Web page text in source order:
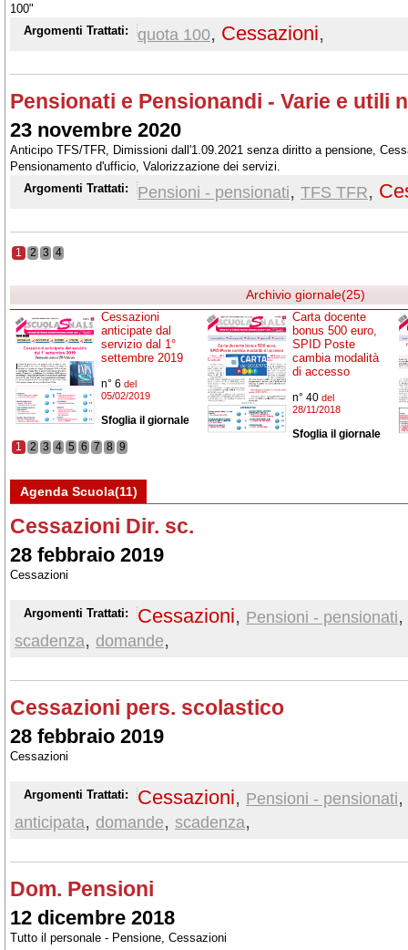
100"
Argomenti Trattati:
quota 100, Cessazioni,
Pensionati e Pensionandi - Varie e utili
23 novembre 2020
Anticipo TFS/TFR, Dimissioni dall'1.09.2021 senza diritto a pensione,
Pensionamento d'ufficio, Valorizzazione dei servizi.
Argomenti Trattati:
Pensioni - pensionati, TFS TFR,
1 2 3 4
Archivio giornale(25)
Cessazioni
anticipate dal
servizio dal 1°
settembre 2019
n° 6 del
05/02/2019
Sfoglia il giornale
Carta docente
bonus 500 euro,
SPID Poste
cambia modalità
di accesso
n° 40 del
28/11/2018
Sfoglia il giornale
1
2 3 4 5 6 7 8 9
Agenda Scuola(11)
Cessazioni Dir. sc.
28 febbraio 2019
Cessazioni
Argomenti Trattati: Cessazioni, Pensioni - pensionati,
scadenza, domande,
Cessazioni pers. scolastico
28 febbraio 2019
Cessazioni
Argomenti Trattati: Cessazioni, Pensioni - pensionati,
anticipata, domande, scadenza,
Dom. Pensioni
12 dicembre 2018
Tutto il personale - Pensione, Cessazioni